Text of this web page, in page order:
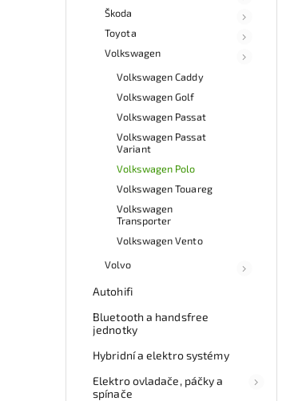
Škoda
Toyota
Volkswagen
Volkswagen Caddy
Volkswagen Golf
Volkswagen Passat
Volkswagen Passat
Variant
Volkswagen Polo
Volkswagen Touareg
Volkswagen
Transporter
Volkswagen Vento
Volvo
Autohifi
Bluetooth a handsfree
jednotky
Hybridní a elektro systémy
Elektro ovladače, páčky a
spínače